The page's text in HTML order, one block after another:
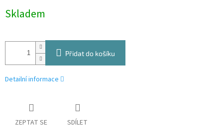
cena:
Skladem
Přidat do košíku
Detailní informace
ZEPTAT SE SDÍLET